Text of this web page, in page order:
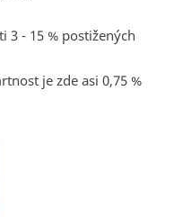
- 15 % postižených
je zde asi 0,75 %